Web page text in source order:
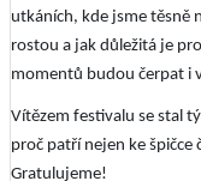
utkáních, kde jsme těsně
rostou a jak důležitá je
momentů budou čerpat i
Vítězem festivalu se stal
proč patří nejen ke špičce
Gratulujeme!